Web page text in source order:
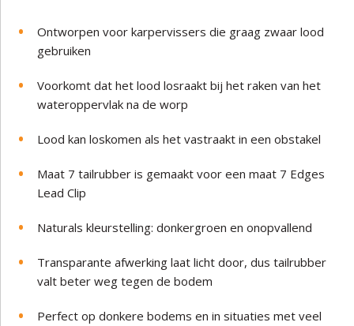
Ontworpen voor karpervissers die graag zwaar lood
gebruiken
Voorkomt dat het lood losraakt bij het raken van het
wateroppervlak na de worp
Lood kan loskomen als het vastraakt in een obstakel
Maat 7 tailrubber is gemaakt voor een maat 7 Edges
Lead Clip
Naturals kleurstelling: donkergroen en onopvallend
Transparante afwerking laat licht door, dus tailrubber
valt beter weg tegen de bodem
Perfect op donkere bodems en in situaties met veel